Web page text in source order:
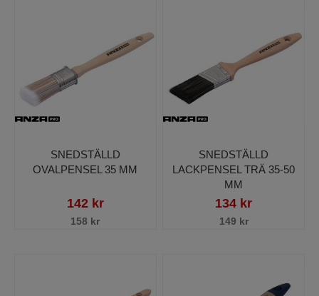
SNEDSTÄLLD
OVALPENSEL 35 MM
142 kr
158 kr
SNEDSTÄLLD
LACKPENSEL TRÄ 35-50
MM
134 kr
149 kr